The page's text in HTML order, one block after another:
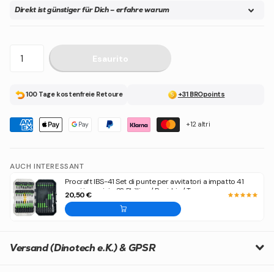
Direkt ist günstiger für Dich – erfahre warum
Esaurito
100 Tage kostenfreie Retoure +31 BROpoints
+12 altri
AUCH INTERESSANT
Procraft IBS-41 Set di punte per avvitatori a impatto 41
pezzi in acciaio S2 Phillips / Pozidriv / Torx
20,50 €
Versand (Dinotech e.K.) & GPSR